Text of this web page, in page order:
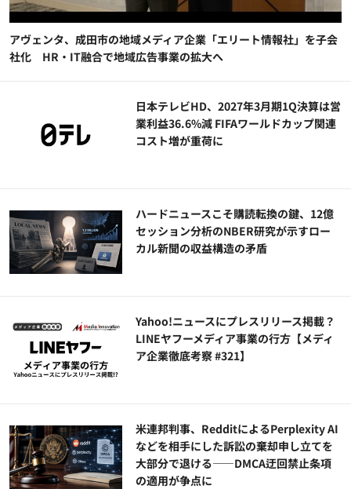
アヴェンタ、成田市の地域メディア企業「エリート情報社」を子会
社化 HR・IT融合で地域広告事業の拡大へ
日本テレビHD、2027年3月期1Q決算は営
業利益36.6%減 FIFAワールドカップ関連
コスト増が重荷に
ハードニュースこそ購読転換の鍵、12億
セッション分析のNBER研究が示すロー
カル新聞の収益構造の矛盾
Yahoo!ニュースにプレスリリース掲載？
LINEヤフーメディア事業の行方【メディ
ア企業徹底考察 #321】
米連邦判事、RedditによるPerplexity AI
などを相手にした訴訟の棄却申し立てを
大部分で退ける——DMCA迂回禁止条項
の適用が争点に